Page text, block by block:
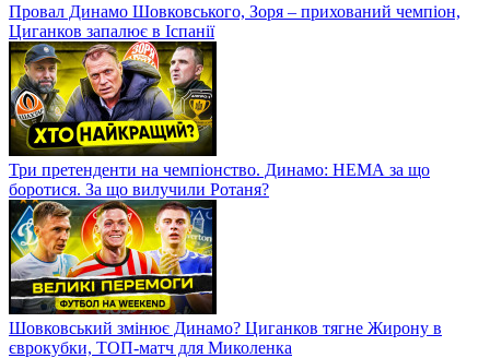
Провал Динамо Шовковського, Зоря – прихований чемпіон,
Циганков запалює в Іспанії
Три претенденти на чемпіонство. Динамо: НЕМА за що
боротися. За що вилучили Ротаня?
Шовковський змінює Динамо? Циганков тягне Жирону в
єврокубки, ТОП-матч для Миколенка